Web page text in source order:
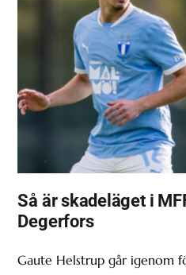
Så är skadeläget i
Degerfors
Gaute Helstrup går igenom